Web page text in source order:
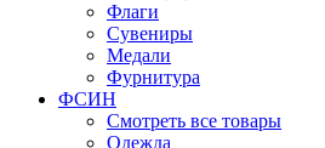
Флаги
Сувениры
Медали
Фурнитура
ФСИН
Смотреть все товары
Одежда